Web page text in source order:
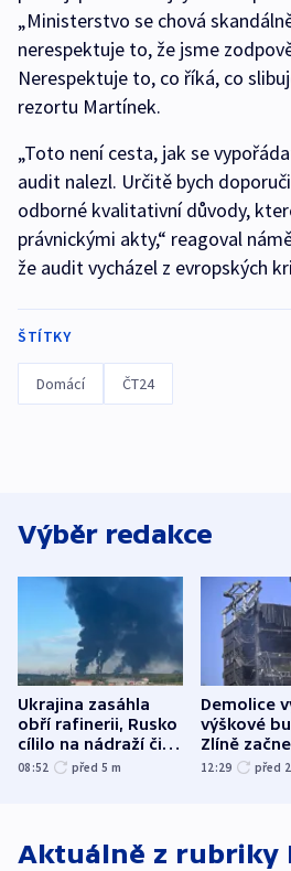
„Ministerstvo se chová
nerespektuje to, že jsme
Nerespektuje to, co říká, co
rezortu Martínek.
„Toto není cesta, jak se
audit nalezl. Určitě bych
odborné kvalitativní důvody,
právnickými akty,“ reagoval
že audit vycházel z evropských
ŠTÍTKY
Domácí ČT24
Výběr redakce
Ukrajina zasáhla
obří rafinerii, Rusko
cílilo na nádraží či
autobus
08:52 před 5 m
Demolice
výškové
Zlíně
12:29 před
Aktuálně z rubriky